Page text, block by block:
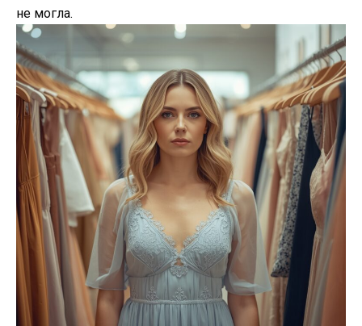
не могла.